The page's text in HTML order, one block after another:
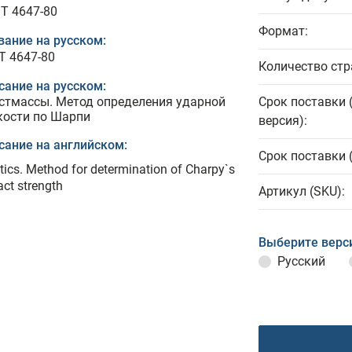
4647-80
на русском:
4647-80
на русском:
Метод определения ударной
по Шарпи
на английском:
Method for determination of Charpy`s
strength
Формат:
Количество
Срок поставки
версия):
Срок поставки
Артикул (SKU):
Выберите
Русский